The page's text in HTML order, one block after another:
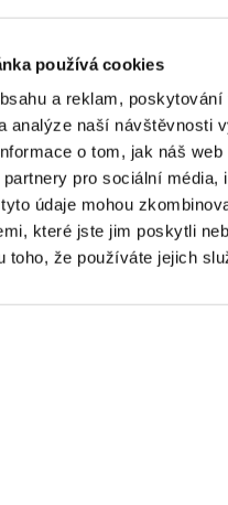
používá cookies
a reklam, poskytování
analýze naší návštěvnosti
o tom, jak náš web
pro sociální média,
údaje mohou
které jste jim poskytli
toho, že používáte jejich
Nebankovní
zahrnovat různé typy
na auto, půjčky na
pro dlužníky nebo
umožňuje najít
vyhovuje specifickým
situaci žadatele.
mají mnoho výhod
úvěrům, včetně
procesu žádosti,
se staly populární
Pokud potřebujete
správnou volbou právě
ihned? Navštivte náš